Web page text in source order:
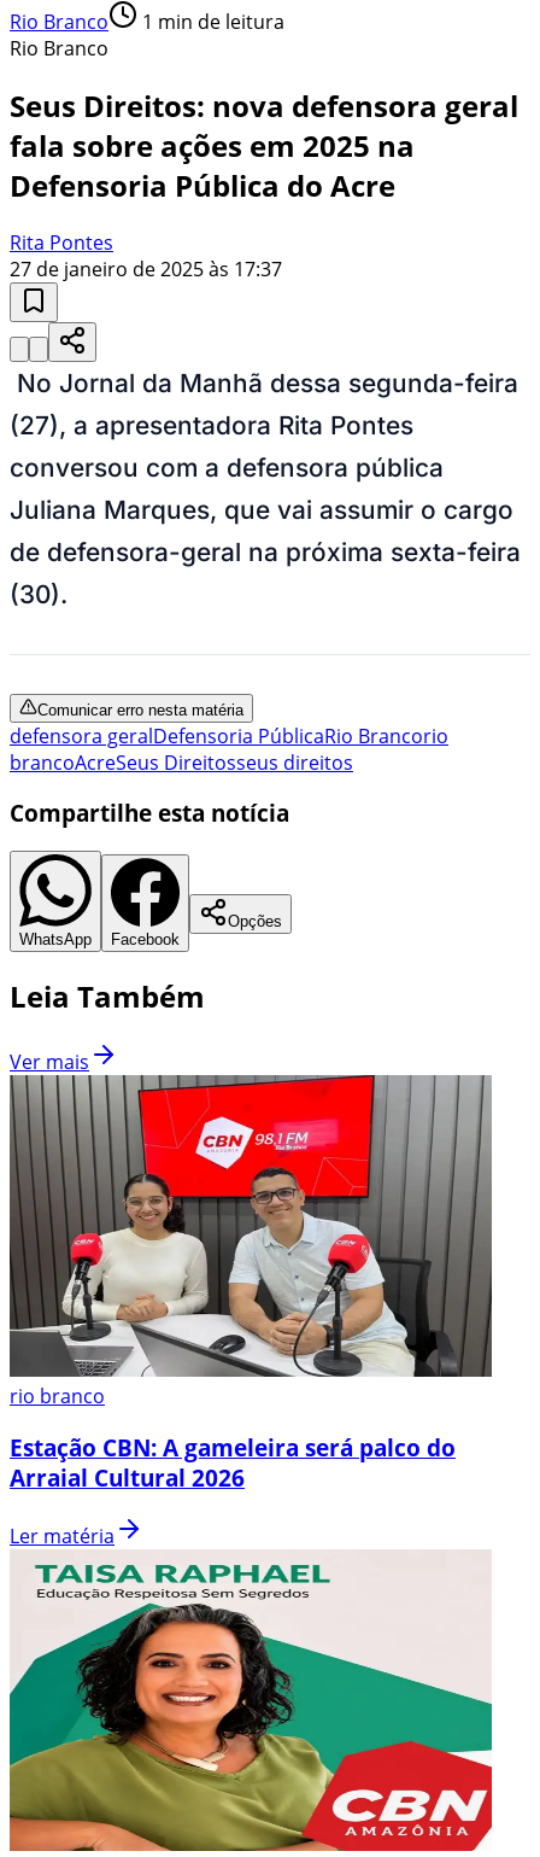
Rio Branco 1 min de leitura
Rio Branco
Seus Direitos: nova defensora geral
fala sobre ações em 2025 na
Defensoria Pública do Acre
Rita Pontes
27 de janeiro de 2025 às 17:37
No Jornal da Manhã dessa segunda-feira
(27), a apresentadora Rita Pontes
conversou com a defensora pública
Juliana Marques, que vai assumir o cargo
de defensora-geral na próxima sexta-feira
(30).
Comunicar erro nesta matéria
defensora geralDefensoria PúblicaRio Brancorio
brancoAcreSeus Direitosseus direitos
Compartilhe esta notícia
WhatsApp Facebook
Opções
Leia Também
Ver mais
rio branco
Estação CBN: A gameleira será palco do
Arraial Cultural 2026
Ler matéria